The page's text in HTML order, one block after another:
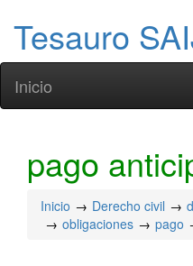
Tesauro
Inicio
pago
Inicio Derecho civil
obligaciones
pago